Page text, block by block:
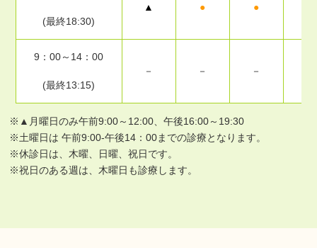
(最終18:30)
▲ ● ●
9：00～14：00
(最終13:15)
－ － －
※▲月曜日のみ午前9:00～12:00、午後16:00～19:30
※土曜日は 午前9:00-午後14：00までの診療となります。
※休診日は、木曜、日曜、祝日です。
※祝日のある週は、木曜日も診療します。